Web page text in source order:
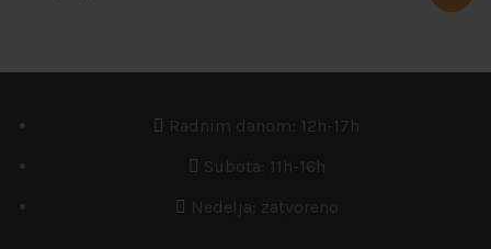
Radnim danom: 12h-17h
Subota: 11h-16h
Nedelja: zatvoreno